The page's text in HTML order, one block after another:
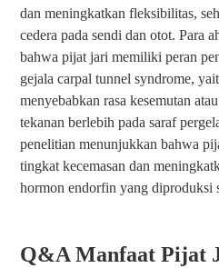
dan meningkatkan fleksibilitas,
cedera pada sendi dan otot. Para
bahwa pijat jari memiliki peran
gejala carpal tunnel syndrome,
menyebabkan rasa kesemutan
tekanan berlebih pada saraf
penelitian menunjukkan bahwa
tingkat kecemasan dan
hormon endorfin yang diproduksi
Q&A Manfaat Pijat